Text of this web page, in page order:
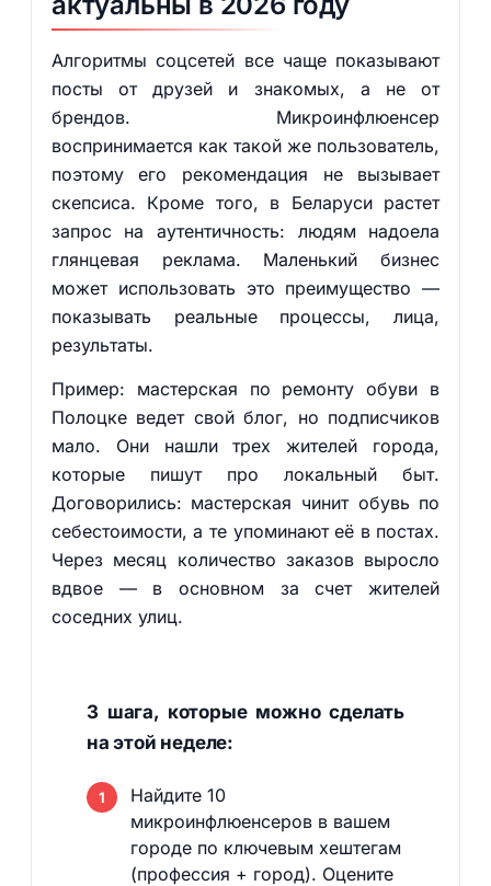
Алгоритмы соцсетей все чаще показывают
посты от друзей и знакомых, а не от
брендов. Микроинфлюенсер
воспринимается как такой же пользователь,
поэтому его рекомендация не вызывает
скепсиса. Кроме того, в Беларуси растет
запрос на аутентичность: людям надоела
глянцевая реклама. Маленький бизнес
может использовать это преимущество —
показывать реальные процессы, лица,
результаты.
Пример: мастерская по ремонту обуви в
Полоцке ведет свой блог, но подписчиков
мало. Они нашли трех жителей города,
которые пишут про локальный быт.
Договорились: мастерская чинит обувь по
себестоимости, а те упоминают её в постах.
Через месяц количество заказов выросло
вдвое — в основном за счет жителей
соседних улиц.
3 шага, которые можно сделать
на этой неделе:
Найдите 10
микроинфлюенсеров в вашем
городе по ключевым хештегам
(профессия + город). Оцените